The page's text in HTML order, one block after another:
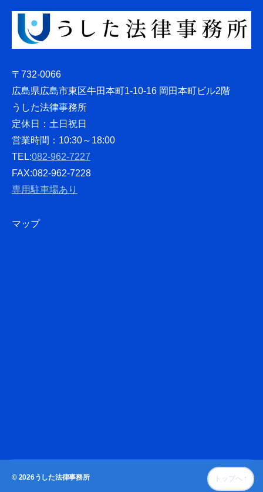
〒732-0066
広島県広島市東区牛田本町1-10-16 岡田本町ビル2階
うした法律事務所
定休日：土日祝日
営業時間：10:30～18:00
TEL:082-962-7227
FAX:082-962-7228
専用駐車場あり
マップ
© 2026うした法律事務所 トップへ ↑